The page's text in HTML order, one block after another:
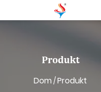
Produkt
Dom /Produkt